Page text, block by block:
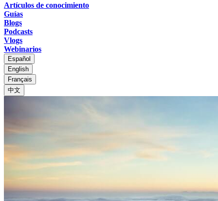
Artículos de conocimiento
Guías
Blogs
Podcasts
Vlogs
Webinarios
Español
English
Français
中文